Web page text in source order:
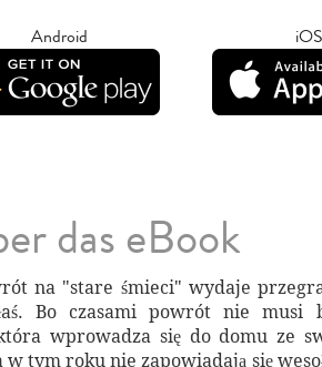
Android iOS
das eBook
na "stare śmieci" wydaje
Bo czasami powrót nie musi
wprowadza się do domu ze
tym roku nie zapowiadają się